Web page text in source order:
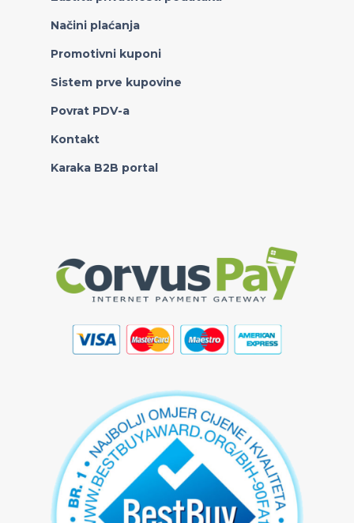
Načini plaćanja
Promotivni kuponi
Sistem prve kupovine
Povrat PDV-a
Kontakt
Karaka B2B portal